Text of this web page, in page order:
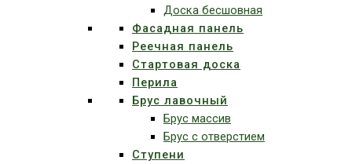
Доска бесшовная
Фасадная панель
Реечная панель
Стартовая доска
Перила
Брус лавочный
Брус массив
Брус с отверстием
Ступени